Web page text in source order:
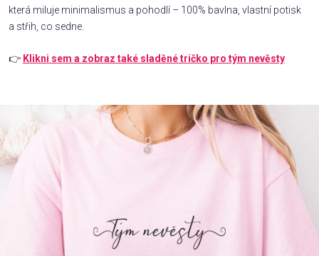
Povolání,
zájmy a
Domácnost
která miluje minimalismus a pohodlí – 100% bavlna, vlastní potisk
a střih, co sedne.
👉 Klikni sem a zobraz také sladěné tričko pro tým nevěsty